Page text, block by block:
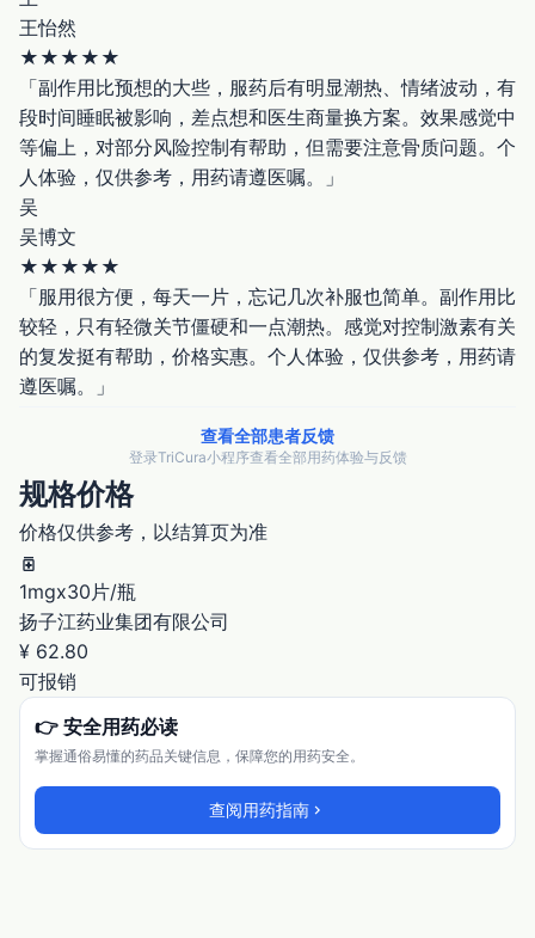
王怡然
★ ★ ★ ★ ★
「副作用比预想的大些，服药后有明显潮热、情绪波动，有
段时间睡眠被影响，差点想和医生商量换方案。效果感觉中
等偏上，对部分风险控制有帮助，但需要注意骨质问题。个
人体验，仅供参考，用药请遵医嘱。」
吴
吴博文
★ ★ ★ ★ ★
「服用很方便，每天一片，忘记几次补服也简单。副作用比
较轻，只有轻微关节僵硬和一点潮热。感觉对控制激素有关
的复发挺有帮助，价格实惠。个人体验，仅供参考，用药请
遵医嘱。」
查看全部患者反馈
登录TriCura小程序查看全部用药体验与反馈
规格价格
价格仅供参考，以结算页为准
medication
1mgx30片/瓶
扬子江药业集团有限公司
¥ 62.80
可报销
👉 安全用药必读
掌握通俗易懂的药品关键信息，保障您的用药安全。
查阅用药指南 chevron_right